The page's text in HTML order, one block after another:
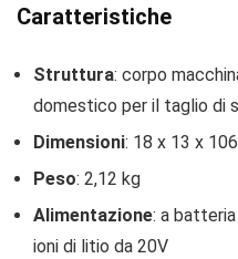
Caratteristiche
Struttura: corpo
domestico per il taglio di
Dimensioni: 18 x 13 x
Peso: 2,12 kg
Alimentazione: a
ioni di litio da 20V